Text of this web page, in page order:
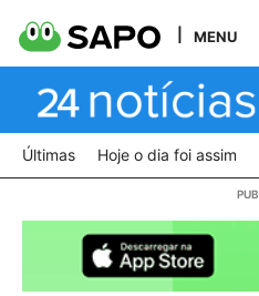
MENU
Últimas Hoje o dia foi assim